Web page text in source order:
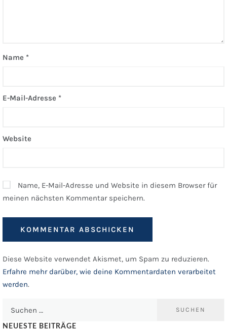
Name *
E-Mail-Adresse *
Website
Name, E-Mail-Adresse und Website in diesem Browser für
meinen nächsten Kommentar speichern.
Diese Website verwendet Akismet, um Spam zu reduzieren.
Erfahre mehr darüber, wie deine Kommentardaten verarbeitet
werden.
NEUESTE BEITRÄGE